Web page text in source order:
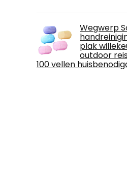
Wegwerp
plak
outdoor
100 vellen